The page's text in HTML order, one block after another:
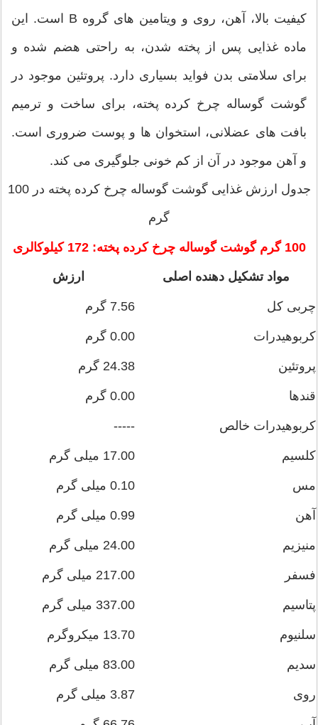
کیفیت بالا، آهن، روی و ویتامین های گروه B است. این
ماده غذایی پس از پخته شدن، به راحتی هضم شده و
برای سلامتی بدن فواید بسیاری دارد. پروتئین موجود در
گوشت گوساله چرخ کرده پخته، برای ساخت و ترمیم
بافت های عضلانی، استخوان ها و پوست ضروری است.
و آهن موجود در آن از کم خونی جلوگیری می کند.
جدول ارزش غذایی گوشت گوساله چرخ کرده پخته در 100
گرم
100 گرم گوشت گوساله چرخ کرده پخته: 172 کیلوکالری
مواد تشکیل دهنده اصلی ارزش
چربی کل 7.56 گرم
کربوهیدرات 0.00 گرم
پروتئین 24.38 گرم
قندها 0.00 گرم
کربوهیدرات خالص -----
کلسیم 17.00 میلی گرم
مس 0.10 میلی گرم
آهن 0.99 میلی گرم
منیزیم 24.00 میلی گرم
فسفر 217.00 میلی گرم
پتاسیم 337.00 میلی گرم
سلنیوم 13.70 میکروگرم
سدیم 83.00 میلی گرم
روی 3.87 میلی گرم